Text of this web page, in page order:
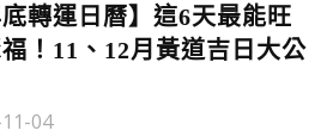
底轉運日曆】這6天最能旺
！11、12月黃道吉日大公
04